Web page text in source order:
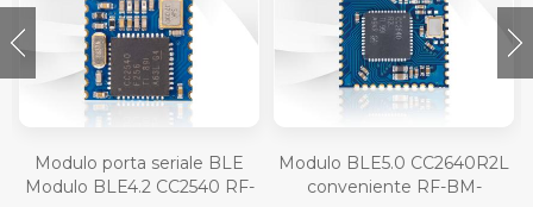
Modulo porta seriale BLE
Modulo BLE4.2 CC2540 RF-
Modulo BLE5.0 CC2640R2L
conveniente RF-BM-